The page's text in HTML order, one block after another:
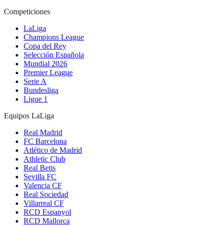
Competiciones
LaLiga
Champions League
Copa del Rey
Selección Española
Mundial 2026
Premier League
Serie A
Bundesliga
Ligue 1
Equipos LaLiga
Real Madrid
FC Barcelona
Atlético de Madrid
Athletic Club
Real Betis
Sevilla FC
Valencia CF
Real Sociedad
Villarreal CF
RCD Espanyol
RCD Mallorca